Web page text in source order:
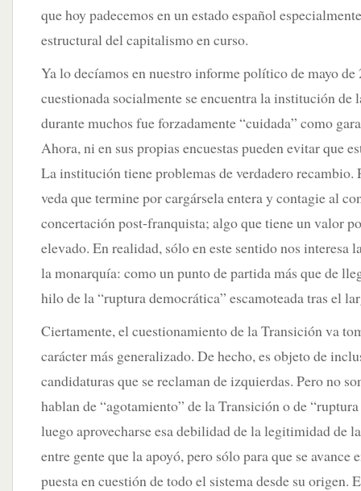
que hoy padecemos en un estado español
estructural del capitalismo en curso.
Ya lo decíamos en nuestro informe político de mayo
cuestionada socialmente se encuentra la institución de
durante muchos fue forzadamente “cuidada” como
Ahora, ni en sus propias encuestas pueden evitar que
La institución tiene problemas de verdadero recambio.
veda que termine por cargársela entera y contagie al
concertación post-franquista; algo que tiene un valor
elevado. En realidad, sólo en este sentido nos interesa
la monarquía: como un punto de partida más que de
hilo de la “ruptura democrática” escamoteada tras el
Ciertamente, el cuestionamiento de la Transición va
carácter más generalizado. De hecho, es objeto de
candidaturas que se reclaman de izquierdas. Pero no
hablan de “agotamiento” de la Transición o de
luego aprovecharse esa debilidad de la legitimidad de
entre gente que la apoyó, pero sólo para que se avance
puesta en cuestión de todo el sistema desde su origen.